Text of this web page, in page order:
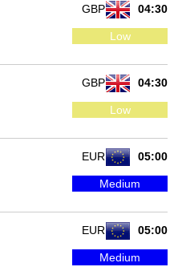
04:30
GBP
Low
04:30
GBP
Low
05:00
EUR
Medium
05:00
EUR
Medium